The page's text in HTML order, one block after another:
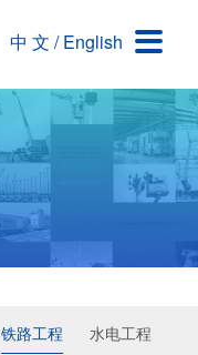

中 文 / English
铁路工程
水电工程